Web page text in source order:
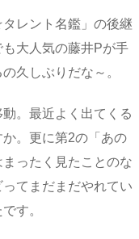
レント名鑑」の後継
大人気の藤井Pが手
久しぶりだな～。
。最近よく出てくる
か。更に第2の「あの
ったく見たことのな
てまだまだやれてい
す。